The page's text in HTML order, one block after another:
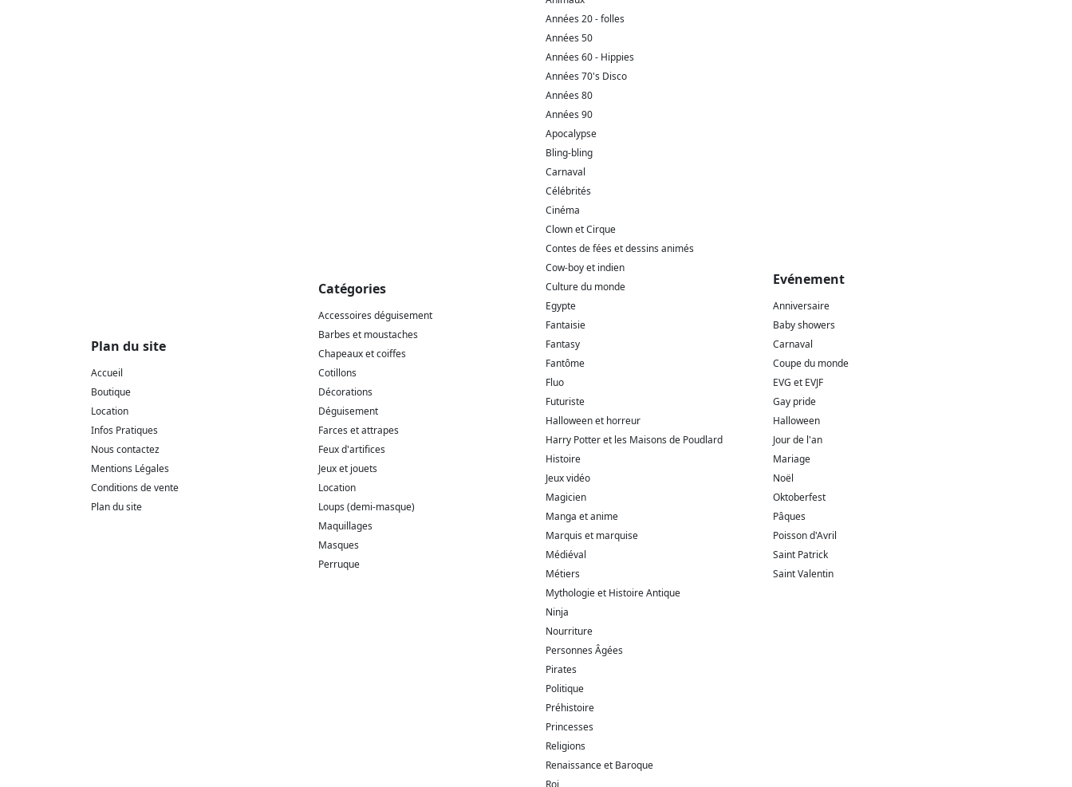
Plan du site
Accueil
Boutique
Location
Infos Pratiques
Nous contactez
Mentions Légales
Conditions de vente
Plan du site
Catégories
Accessoires déguisement
Barbes et moustaches
Chapeaux et coiffes
Cotillons
Décorations
Déguisement
Farces et attrapes
Feux d'artifices
Jeux et jouets
Location
Loups (demi-masque)
Maquillages
Masques
Perruque
Années 20 - folles
Années 50
Années 60 - Hippies
Années 70's Disco
Années 80
Années 90
Apocalypse
Bling-bling
Carnaval
Célébrités
Cinéma
Clown et Cirque
Contes de fées et dessins animés
Cow-boy et indien
Culture du monde
Egypte
Fantaisie
Fantasy
Fantôme
Fluo
Futuriste
Halloween et horreur
Harry Potter et les Maisons de Poudlard
Histoire
Jeux vidéo
Magicien
Manga et anime
Marquis et marquise
Médiéval
Métiers
Mythologie et Histoire Antique
Ninja
Nourriture
Personnes Âgées
Pirates
Politique
Préhistoire
Princesses
Religions
Renaissance et Baroque
Roi
Evénement
Anniversaire
Baby showers
Carnaval
Coupe du monde
EVG et EVJF
Gay pride
Halloween
Jour de l'an
Mariage
Noël
Oktoberfest
Pâques
Poisson d'Avril
Saint Patrick
Saint Valentin